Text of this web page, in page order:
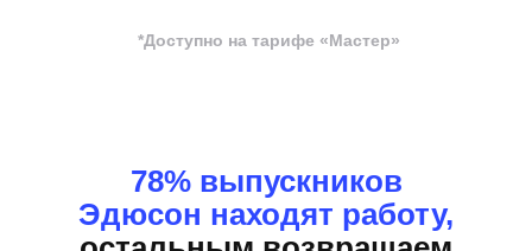
*Доступно на тарифе «Мастер»
78% выпускников
Эдюсон находят работу,